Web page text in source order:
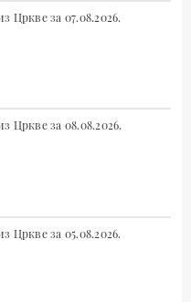
Цркве за 07.08.2026.
Цркве за 08.08.2026.
Цркве за 05.08.2026.